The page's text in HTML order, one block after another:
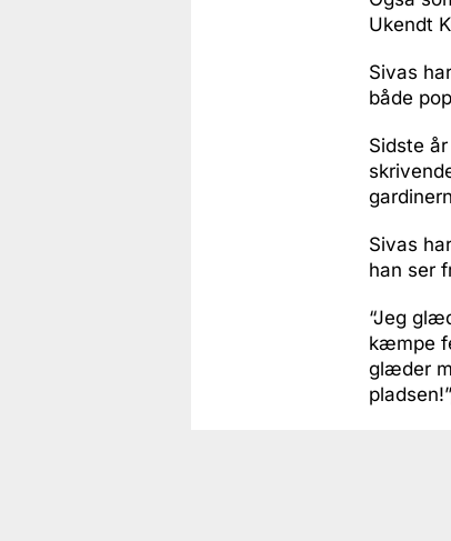
Ukendt
Sivas
både
Sidste
Sivas
han ser
“Jeg
kæmpe
glæder